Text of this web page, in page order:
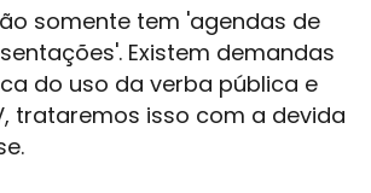
somente tem 'agendas de
Existem demandas
do uso da verba pública e
trataremos isso com a devida